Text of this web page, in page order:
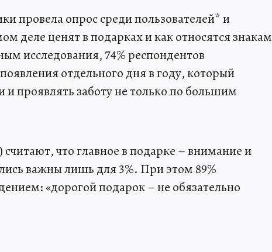
провела опрос среди пользователей* и
деле ценят в подарках и как относятся знакам
исследования, 74% респондентов
отдельного дня в году, который
проявлять заботу не только по большим
что главное в подарке – внимание и
важны лишь для 3%. При этом 89%
«дорогой подарок – не обязательно